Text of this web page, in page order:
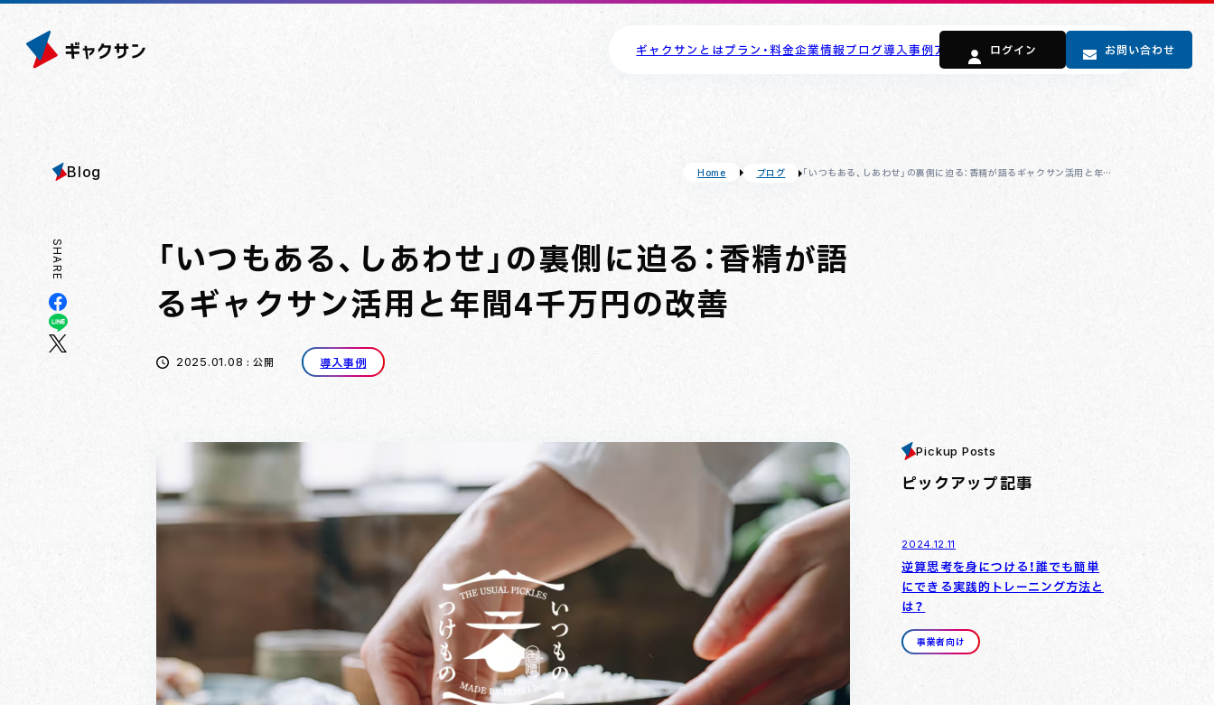
ギャクサンとはプラン・料金企業情報ブログ導入事例アドバイザー向け よくある質問
ログイン お問い合わせ
Blog Home ブログ
「いつもある、しあわせ」の裏側に迫る：香精が語るギャクサン活用と年間4
SHARE
「いつもある、しあわせ」の裏側に迫る：香精が語
るギャクサン活用と年間4千万円の改善
2025.01.08 : 公開 導入事例
Pickup Posts
ピックアップ記事
2024.12.11
逆算思考を身につける！誰でも簡単
にできる実践的トレーニング方法と
は？
事業者向け